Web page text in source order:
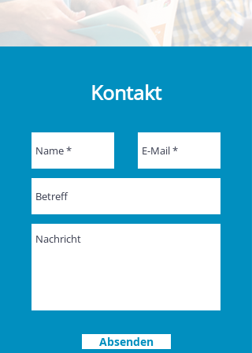
Kontakt
Absenden